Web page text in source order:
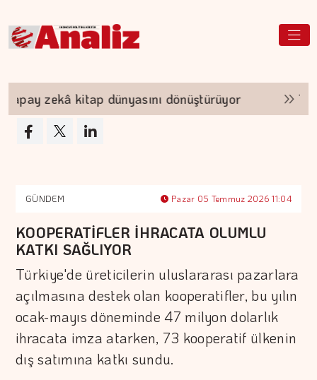
zekâ kitap dünyasını dönüştürüyor
GÜNDEM Pazar 05 Temmuz 2026 11:04
KOOPERATİFLER İHRACATA OLUMLU
KATKI SAĞLIYOR
Türkiye'de üreticilerin uluslararası pazarlara
açılmasına destek olan kooperatifler, bu yılın
ocak-mayıs döneminde 47 milyon dolarlık
ihracata imza atarken, 73 kooperatif ülkenin
dış satımına katkı sundu.